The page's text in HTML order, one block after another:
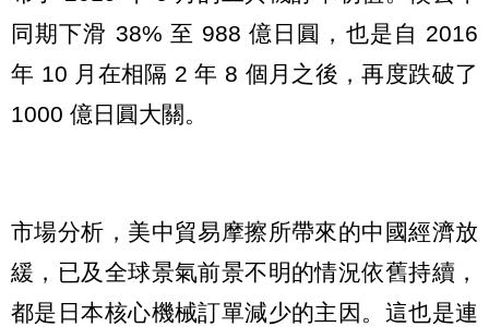
同期下滑 38% 至 988 億日圓，也是自 2016
年 10 月在相隔 2 年 8 個月之後，再度跌破了
1000 億日圓大關。
市場分析，美中貿易摩擦所帶來的中國經濟放
緩，已及全球景氣前景不明的情況依舊持續，
都是日本核心機械訂單減少的主因。這也是連